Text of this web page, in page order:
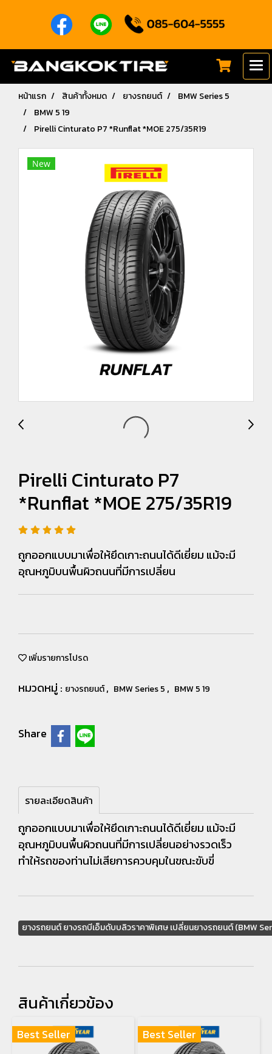
หน้าแรก สินค้าทั้งหมด ยางรถยนต์
BMW Series 5
BMW 5 19
Pirelli Cinturato P7 *Runflat *MOE 275/35R19
New
Pirelli Cinturato P7
*Runflat *MOE 275/35R19
ถูกออกแบบมาเพื่อให้ยึดเกาะถนนได้ดีเยี่ยม แม้จะมี
อุณหภูมิบนพื้นผิวถนนที่มีการเปลี่ยน
เพิ่มรายการโปรด
หมวดหมู่ : ยางรถยนต์, BMW Series 5 , BMW 5 19
Share
รายละเอียดสินค้า
ถูกออกแบบมาเพื่อให้ยึดเกาะถนนได้ดีเยี่ยม แม้จะมี
อุณหภูมิบนพื้นผิวถนนที่มีการเปลี่ยนอย่างรวดเร็ว
ทำให้รถของท่านไม่เสียการควบคุมในขณะขับขี่
ยางรถยนต์ ยางรถบีเอ็มดับบลิวราคาพิเศษ เปลี่ยนยางรถยนต์ (BMW
สินค้าเกี่ยวข้อง
Best Seller Best Seller